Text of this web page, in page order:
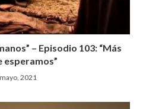
– Episodio 103: “Más
esperamos”
2021